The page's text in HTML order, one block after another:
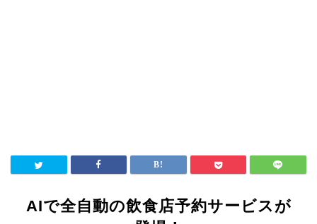
AIで全自動の飲食店予約サービスが